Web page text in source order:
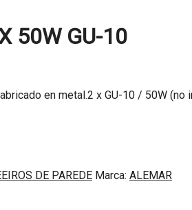
50W GU-10
en metal.2 x GU-10 / 50W
DE PAREDE Marca: ALEMAR